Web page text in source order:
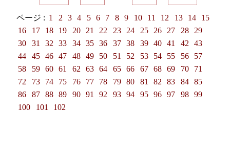
ページ : 1 2 3 4 5 6 7 8 9 10 11 12 13 14
15
16
17 18 19 20 21 22 23 24 25 26 27 28
29
30
31 32 33 34 35 36 37 38 39 40 41 42
43
44
45 46 47 48 49 50 51 52 53 54 55 56
57
58
59 60 61 62 63 64 65 66 67 68 69 70
71
72
73 74 75 76 77 78 79 80 81 82 83 84
85
86
87 88 89 90 91 92 93 94 95 96 97 98
99
100
101 102